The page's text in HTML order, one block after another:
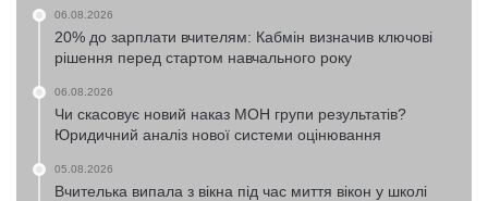
06.08.2026
20% до зарплати вчителям: Кабмін визначив ключові
рішення перед стартом навчального року
06.08.2026
Чи скасовує новий наказ МОН групи результатів?
Юридичний аналіз нової системи оцінювання
05.08.2026
Вчителька випала з вікна під час миття вікон у школі